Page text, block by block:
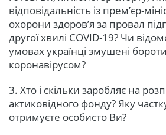
відповідальність із прем’єр-
охорони здоров’я за провал
другої хвилі COVID-19? Чи
умовах українці змушені
коронавірусом?
3. Хто і скільки заробляє на
актиковідного фонду? Яку
отримуєте особисто Ви?